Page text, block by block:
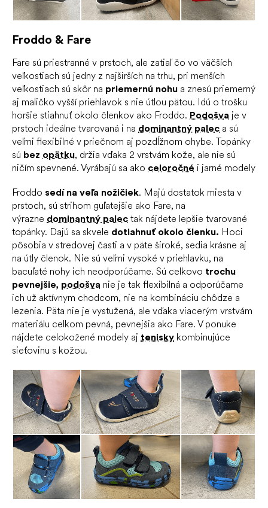
Froddo & Fare
Fare sú priestranné v prstoch, ale zatiaľ čo vo väčších
veľkostiach sú jedny z najširších na trhu, pri menších
veľkostiach sú skôr na priemernú nohu a znesú priemerný
aj maličko vyšší priehlavok s nie útlou pätou. Idú o trošku
horšie stiahnuť okolo členkov ako Froddo. Podošva je v
prstoch ideálne tvarovaná i na dominantný palec a sú
veľmi flexibilné v priečnom aj pozdĺžnom ohybe. Topánky
sú bez opätku, držia vďaka 2 vrstvám kože, ale nie sú
ničím spevnené. Vyrábajú sa ako celoročné i jarné modely
Froddo sedí na veľa nožičiek. Majú dostatok miesta v
prstoch, sú strihom guľatejšie ako Fare, na
výrazne dominantný palec tak nájdete lepšie tvarované
topánky. Dajú sa skvele dotiahnuť okolo členku. Hoci
pôsobia v stredovej časti a v päte široké, sedia krásne aj
na útly členok. Nie sú veľmi vysoké v priehlavku, na
bacuľaté nohy ich neodporúčame. Sú celkovo trochu
pevnejšie, podošva nie je tak flexibilná a odporúčame
ich už aktívnym chodcom, nie na kombináciu chôdze a
lezenia. Päta nie je vystužená, ale vďaka viacerým vrstvám
materiálu celkom pevná, pevnejšia ako Fare. V ponuke
nájdete celokožené modely aj tenisky kombinujúce
sieťovinu s kožou.